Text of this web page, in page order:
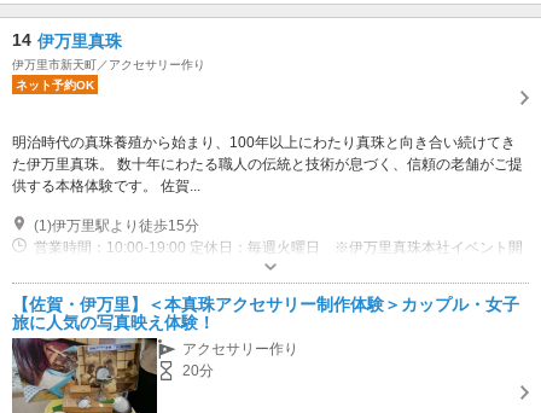
14 伊万里真珠
伊万里市新天町／アクセサリー作り
ネット予約OK
明治時代の真珠養殖から始まり、100年以上にわたり真珠と向き合い続けてき
た伊万里真珠。 数十年にわたる職人の伝統と技術が息づく、信頼の老舗がご提
供する本格体験です。 佐賀...
(1)伊万里駅より徒歩15分
営業時間：10:00-19:00 定休日：毎週火曜日 ※伊万里真珠本社イベント開
【佐賀・伊万里】＜本真珠アクセサリー制作体験＞カップル・女子
旅に人気の写真映え体験！
アクセサリー作り
20分